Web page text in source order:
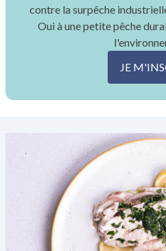
contre la surpêche
Oui à une petite pêche
JE